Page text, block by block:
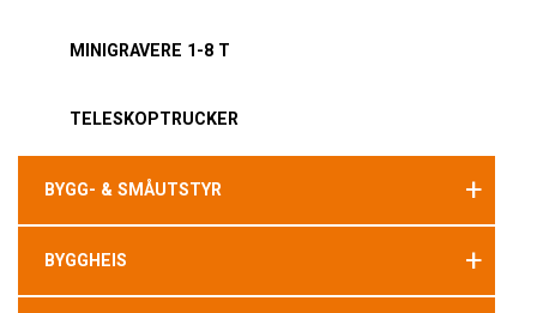
MINIGRAVERE 1-8 T
TELESKOPTRUCKER
BYGG- & SMÅUTSTYR +
BYGGHEIS +